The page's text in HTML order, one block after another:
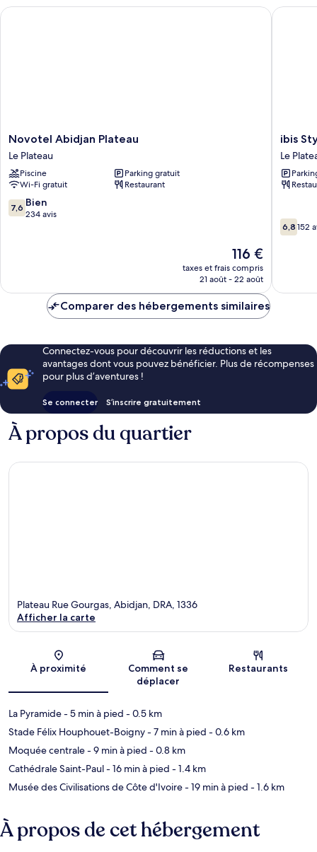
1
chambre
Junior
Novotel
Abidjan
Plateau
Le
Plateau
Novotel Abidjan Plateau
Le Plateau
Piscine
Parking gratuit
Wi-Fi gratuit
Restaurant
7.6
sur
7,6 Bien
234 avis
Le
nouveau
prix
de
116 €
taxes et frais compris
21 août - 22 août
Novotel Abidjan Plateau
ibis
Styles
Abidjan
Plateau
Le
ibis
Le
6.8
sur
6,8 152
ibis
Comparer des hébergements similaires
Connectez-vous pour découvrir les réductions et les
avantages dont vous pouvez bénéficier. Plus de récompenses
pour plus d’aventures !
Se connecter S’inscrire gratuitement
À propos du quartier
Carte
Plateau Rue Gourgas, Abidjan, DRA, 1336
Afficher la carte
À proximité
Comment se
déplacer
Restaurants
La Pyramide- 5 min à pied - 0.5 km
Stade Félix Houphouet-Boigny- 7 min à pied - 0.6 km
Moquée centrale- 9 min à pied - 0.8 km
Cathédrale Saint-Paul- 16 min à pied - 1.4 km
Musée des Civilisations de Côte d'Ivoire- 19 min à pied - 1.6 km
À propos de cet hébergement